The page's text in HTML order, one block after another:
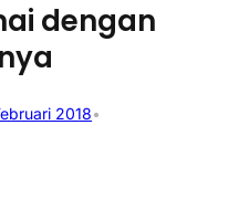
dengan
2018•